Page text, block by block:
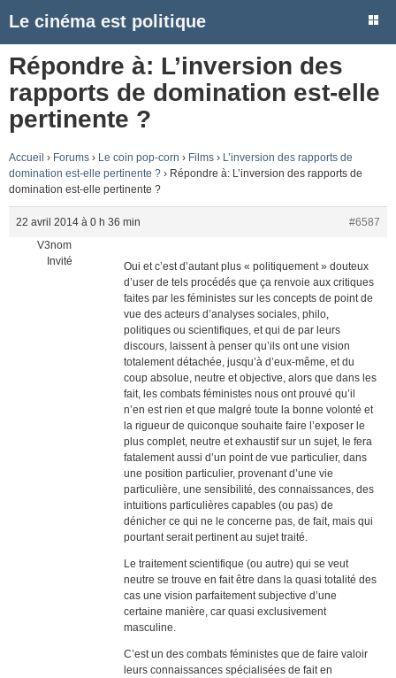
Le cinéma est politique
Répondre à: L’inversion des
rapports de domination est-elle
pertinente ?
Accueil › Forums › Le coin pop-corn › Films › L’inversion des rapports de
domination est-elle pertinente ? › Répondre à: L’inversion des rapports de
domination est-elle pertinente ?
22 avril 2014 à 0 h 36 min
#6587
V3nom
Invité
Oui et c’est d’autant plus « politiquement » douteux
d’user de tels procédés que ça renvoie aux critiques
faites par les féministes sur les concepts de point de
vue des acteurs d’analyses sociales, philo,
politiques ou scientifiques, et qui de par leurs
discours, laissent à penser qu’ils ont une vision
totalement détachée, jusqu’à d’eux-même, et du
coup absolue, neutre et objective, alors que dans les
fait, les combats féministes nous ont prouvé qu’il
n’en est rien et que malgré toute la bonne volonté et
la rigueur de quiconque souhaite faire l’exposer le
plus complet, neutre et exhaustif sur un sujet, le fera
fatalement aussi d’un point de vue particulier, dans
une position particulier, provenant d’une vie
particulière, une sensibilité, des connaissances, des
intuitions particulières capables (ou pas) de
dénicher ce qui ne le concerne pas, de fait, mais qui
pourtant serait pertinent au sujet traité.
Le traitement scientifique (ou autre) qui se veut
neutre se trouve en fait être dans la quasi totalité des
cas une vision parfaitement subjective d’une
certaine manière, car quasi exclusivement
masculine.
C’est un des combats féministes que de faire valoir
leurs connaissances spécialisées de fait en